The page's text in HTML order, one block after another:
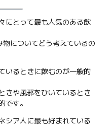
にとって最も人気のある飲
についてどう考えているの
いるときに飲むのが一般的
きや風邪をひいているとき
です。
シア人に最も好まれている